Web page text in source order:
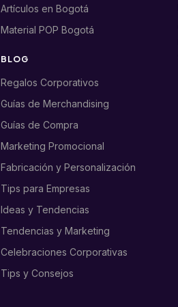
Artículos en Bogotá
Material POP Bogotá
BLOG
Regalos Corporativos
Guías de Merchandising
Guías de Compra
Marketing Promocional
Fabricación y Personalización
Tips para Empresas
Ideas y Tendencias
Tendencias y Marketing
Celebraciones Corporativas
Tips y Consejos